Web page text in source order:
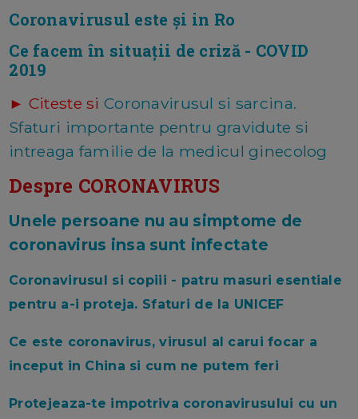
Coronavirusul este și in Ro
Ce facem în situații de criză - COVID
2019
► Citeste si Coronavirusul si sarcina.
Sfaturi importante pentru gravidute si
intreaga familie de la medicul ginecolog
Despre CORONAVIRUS
Unele persoane nu au simptome de
coronavirus insa sunt infectate
Coronavirusul si copiii - patru masuri esentiale
pentru a-i proteja. Sfaturi de la UNICEF
Ce este coronavirus, virusul al carui focar a
inceput in China si cum ne putem feri
Protejeaza-te impotriva coronavirusului cu un